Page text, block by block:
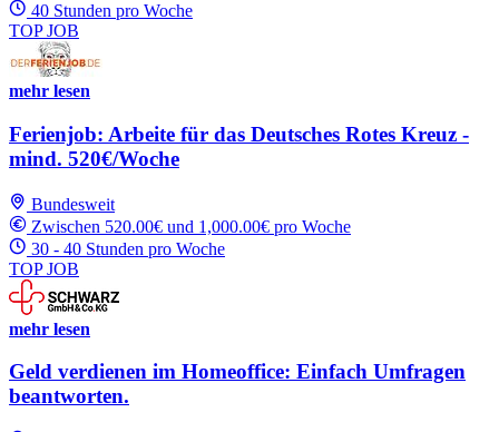
40 Stunden pro Woche
TOP JOB
mehr lesen
Ferienjob: Arbeite für das Deutsches Rotes Kreuz -
mind. 520€/Woche
Bundesweit
Zwischen 520.00€ und 1,000.00€ pro Woche
30 - 40 Stunden pro Woche
TOP JOB
mehr lesen
Geld verdienen im Homeoffice: Einfach Umfragen
beantworten.